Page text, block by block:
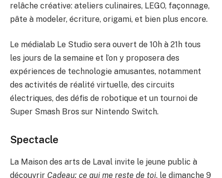
relâche créative: ateliers culinaires, LEGO, façonnage,
pâte à modeler, écriture, origami, et bien plus encore.
Le médialab Le Studio sera ouvert de 10h à 21h tous
les jours de la semaine et l’on y proposera des
expériences de technologie amusantes, notamment
des activités de réalité virtuelle, des circuits
électriques, des défis de robotique et un tournoi de
Super Smash Bros sur Nintendo Switch.
Spectacle
La Maison des arts de Laval invite le jeune public à
découvrir Cadeau: ce qui me reste de toi, le dimanche 9